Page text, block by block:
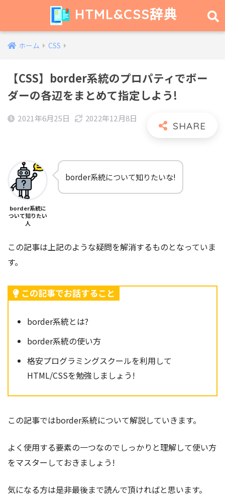
HTML&CSS辞典
ホーム CSS
【CSS】border系統のプロパティでボー
ダーの各辺をまとめて指定しよう!
2021年6月25日 2022年12月8日
border系統に
ついて知りたい
人
border系統について知りたいな!
この記事は上記のような疑問を解消するものとなっていま
す。
この記事でお話すること
border系統とは?
border系統の使い方
格安プログラミングスクールを利用して
HTML/CSSを勉強しましょう!
この記事ではborder系統について解説していきます。
よく使用する要素の一つなのでしっかりと理解して使い方
をマスターしておきましょう!
気になる方は是非最後まで読んで頂ければと思います。